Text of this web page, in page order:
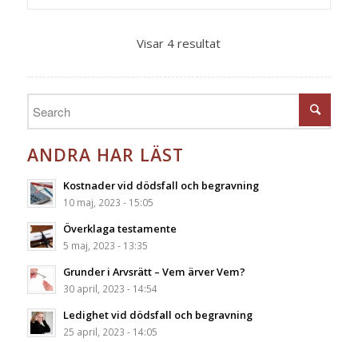
Visar 4 resultat
ANDRA HAR LÄST
Kostnader vid dödsfall och begravning
10 maj, 2023 - 15:05
Överklaga testamente
5 maj, 2023 - 13:35
Grunder i Arvsrätt – Vem ärver Vem?
30 april, 2023 - 14:54
Ledighet vid dödsfall och begravning
25 april, 2023 - 14:05